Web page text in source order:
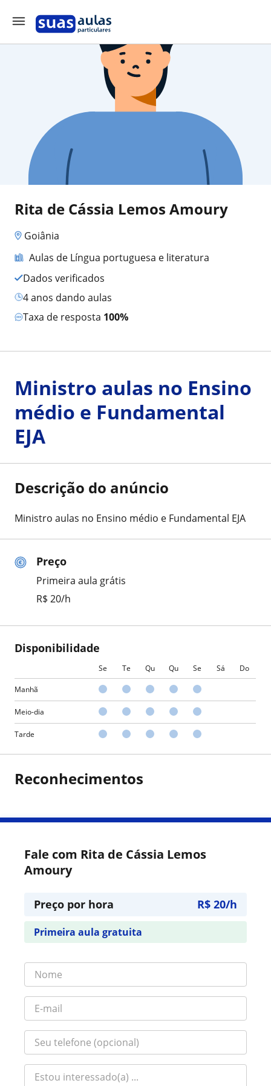
Rita de Cássia Lemos Amoury
Goiânia
Aulas de Língua portuguesa e literatura
Dados verificados
4 anos dando aulas
Taxa de resposta 100%
Preço
Primeira aula grátis
R$ 20/h
Disponibilidade
Se Te Qu Qu Se Sá Do
Manhã
Meio-dia
Tarde
Ministro aulas no Ensino
médio e Fundamental
EJA
Descrição do anúncio
Ministro aulas no Ensino médio e Fundamental EJA
Reconhecimentos
Fale com Rita de Cássia Lemos
Amoury
Preço por hora R$ 20/h
Primeira aula gratuita